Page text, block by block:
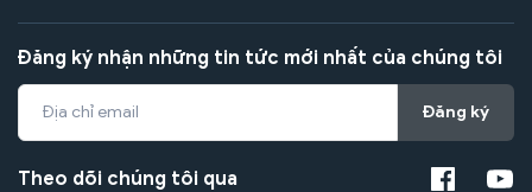
Đăng ký nhận những tin tức mới nhất của chúng tôi
Đăng ký
Theo dõi chúng tôi qua